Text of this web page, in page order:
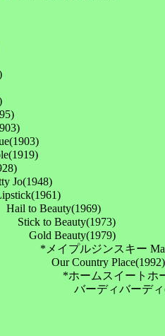
Jo(1948)
to Beauty(1969)
to Beauty(1973)
Gold Beauty(1979)
　*メイプルジンスキー
　　Our Country Place(1992)
　　　*ホームスイートホー
　　　　　バーディバ
　　　　　　　　　　　　